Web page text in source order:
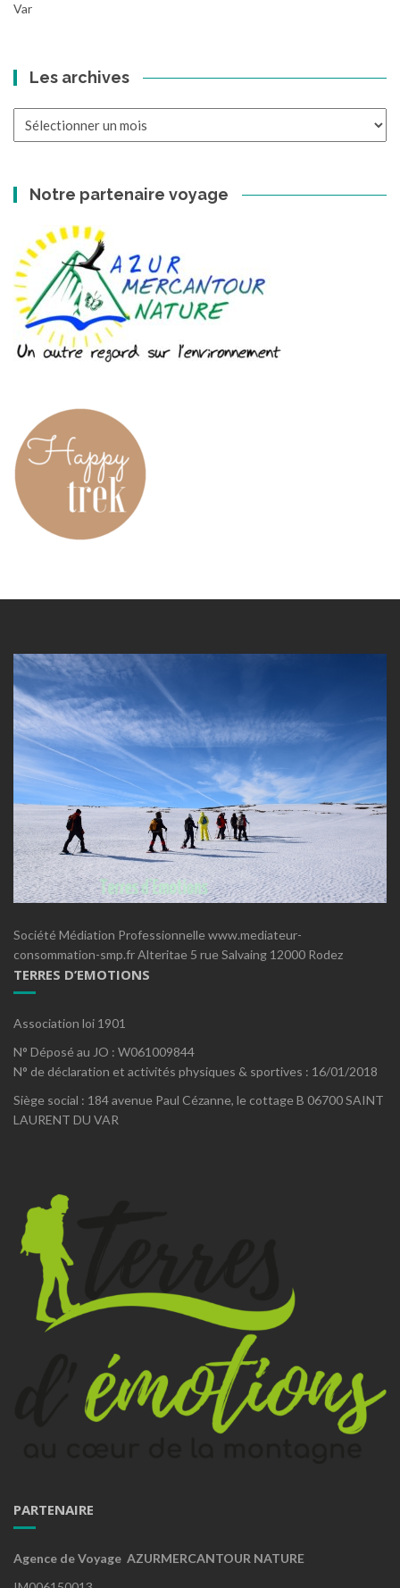
Var
Les archives
Les
Notre partenaire voyage
Société Médiation Professionnelle www.mediateur-
consommation-smp.fr Alteritae 5 rue Salvaing 12000 Rodez
TERRES D’EMOTIONS
Association loi 1901
N° Déposé au JO : W061009844
N° de déclaration et activités physiques & sportives : 16/01/2018
Siège social : 184 avenue Paul Cézanne, le cottage B 06700 SAINT
LAURENT DU VAR
PARTENAIRE
Agence de Voyage AZURMERCANTOUR NATURE